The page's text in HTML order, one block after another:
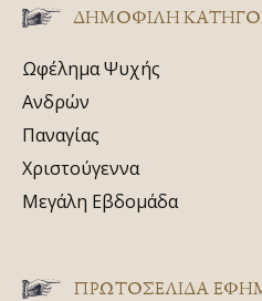
ΔΗΜΟΦΙΛΗ
Ωφέλημα Ψυχής
Ανδρών
Παναγίας
Χριστούγεννα
Μεγάλη Εβδομάδα
ΠΡΩΤΟΣΈΛΙΔΑ